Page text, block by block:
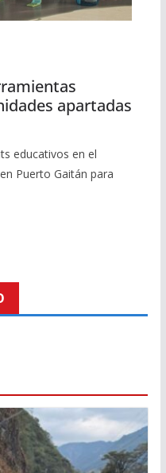
apartadas
educativos en el
Puerto Gaitán para